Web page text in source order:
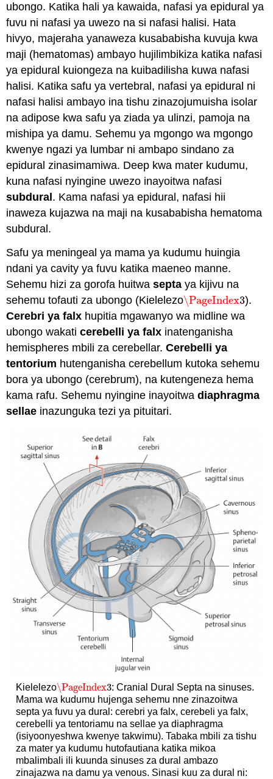
ubongo. Katika hali ya kawaida, nafasi ya epidural ya
fuvu ni nafasi ya uwezo na si nafasi halisi. Hata
hivyo, majeraha yanaweza kusababisha kuvuja kwa
maji (hematomas) ambayo hujilimbikiza katika nafasi
ya epidural kuiongeza na kuibadilisha kuwa nafasi
halisi. Katika safu ya vertebral, nafasi ya epidural ni
nafasi halisi ambayo ina tishu zinazojumuisha isolar
na adipose kwa safu ya ziada ya ulinzi, pamoja na
mishipa ya damu. Sehemu ya mgongo wa mgongo
kwenye ngazi ya lumbar ni ambapo sindano za
epidural zinasimamiwa. Deep kwa mater kudumu,
kuna nafasi nyingine uwezo inayoitwa nafasi
subdural . Kama nafasi ya epidural, nafasi hii
inaweza kujazwa na maji na kusababisha hematoma
subdural.
Safu ya meningeal ya mama ya kudumu huingia
ndani ya cavity ya fuvu katika maeneo manne.
Sehemu hizi za gorofa huitwasepta ya kijivu na
sehemu tofauti za ubongo (Kielelezo\PageIndex3
\PageIndex3).
Cerebri ya falx hupitia mgawanyo wa midline wa
ubongo wakaticerebelli ya falx inatenganisha
hemispheres mbili za cerebellar.Cerebelli ya
tentorium hutenganisha cerebellum kutoka sehemu
bora ya ubongo (cerebrum), na kutengeneza hema
kama rafu. Sehemu nyingine inayoitwadiaphragma
sellae inazunguka tezi ya pituitari.
Kielelezo\PageIndex3
\PageIndex3: Cranial Dural Septa na sinuses.
Mama wa kudumu hujenga sehemu nne zinazoitwa
septa ya fuvu ya dural: cerebri ya falx, cerebeli ya falx,
cerebelli ya tentoriamu na sellae ya diaphragma
(isiyoonyeshwa kwenye takwimu). Tabaka mbili za tishu
za mater ya kudumu hutofautiana katika mikoa
mbalimbali ili kuunda sinuses za dural ambazo
zinajazwa na damu ya venous. Sinasi kuu za dural ni: